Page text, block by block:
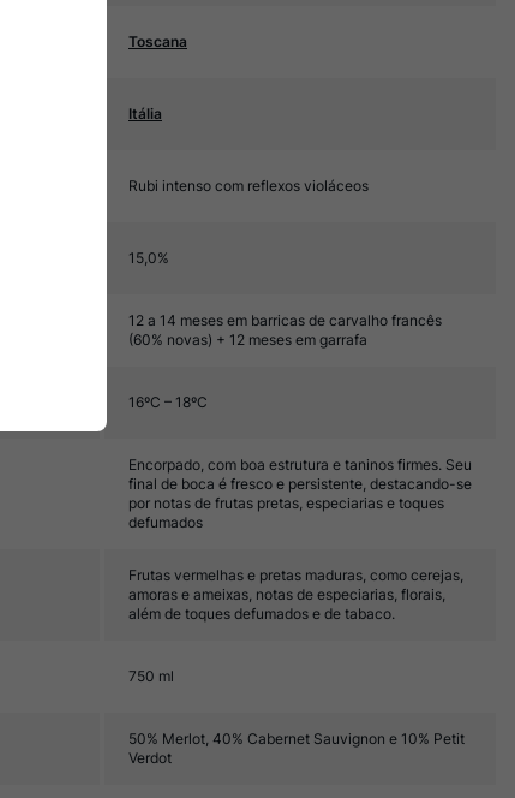
Toscana
Itália
Rubi intenso com reflexos violáceos
15,0%
12 a 14 meses em barricas de carvalho francês
(60% novas) + 12 meses em garrafa
16ºC – 18ºC
Encorpado, com boa estrutura e taninos firmes. Seu
final de boca é fresco e persistente, destacando-se
por notas de frutas pretas, especiarias e toques
defumados
Frutas vermelhas e pretas maduras, como cerejas,
amoras e ameixas, notas de especiarias, florais,
além de toques defumados e de tabaco.
750 ml
50% Merlot, 40% Cabernet Sauvignon e 10% Petit
Verdot